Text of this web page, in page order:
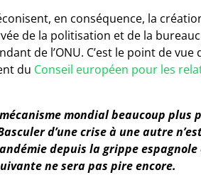
en conséquence, la
de la politisation et de la
de l’ONU. C’est le point de
du Conseil européen pour les
mécanisme mondial beaucoup
d’une crise à une autre
depuis la grippe espagnole
ne sera pas pire encore.